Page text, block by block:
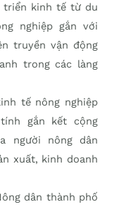
triển kinh tế từ du
nghiệp gắn với
truyền vận động
trong các làng
tế nông nghiệp
gắn kết cộng
người nông dân
xuất, kinh doanh
dân thành phố